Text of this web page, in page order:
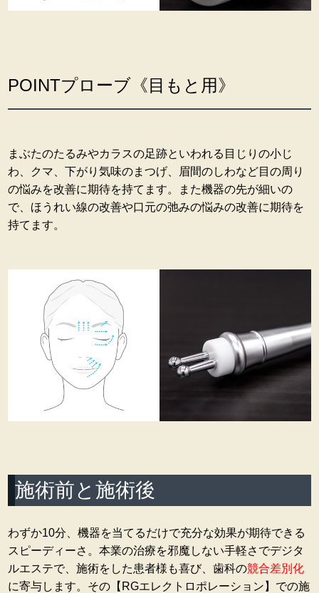
POINTプローブ《目もと用》
まぶたのたるみやカラスの足跡といわれる目じりの小じ
わ、クマ、下がり気味のまつげ、眉間のしわなど目の周り
の悩みを改善に期待を持てます。また機器の先が細いの
で、ほうれい線の改善や口元の弛みの悩みの改善に期待を
持てます。
施術前と施術後
わずか10分、機器を当てるだけで充分な効果が期待できる
スピーディーさ。本業の治療を邪魔しない手軽さでデジタ
ルエステで、施術をした患者様も喜び、歯科の競合差別化
に寄与します。その【RGエレクトロポレーション】での施